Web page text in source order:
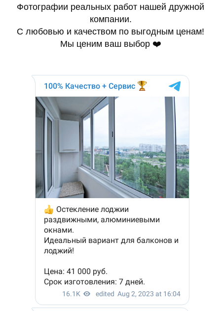
Фотографии реальных работ нашей дружной
компании.
С любовью и качеством по выгодным ценам!
Мы ценим ваш выбор ❤️